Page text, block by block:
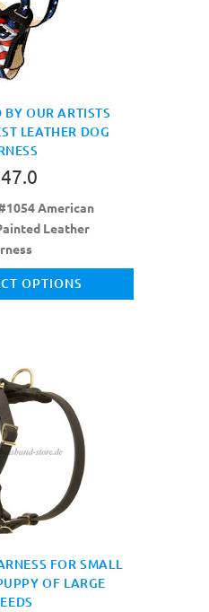
OUR ARTISTS
LEATHER DOG
American
Leather
OPTIONS
FOR SMALL
OF LARGE